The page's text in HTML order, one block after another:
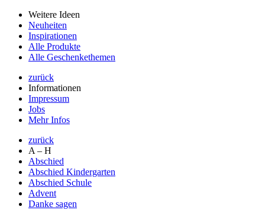
Weitere Ideen
Neuheiten
Inspirationen
Alle Produkte
Alle Geschenkethemen
zurück
Informationen
Impressum
Jobs
Mehr Infos
zurück
A – H
Abschied
Abschied Kindergarten
Abschied Schule
Advent
Danke sagen